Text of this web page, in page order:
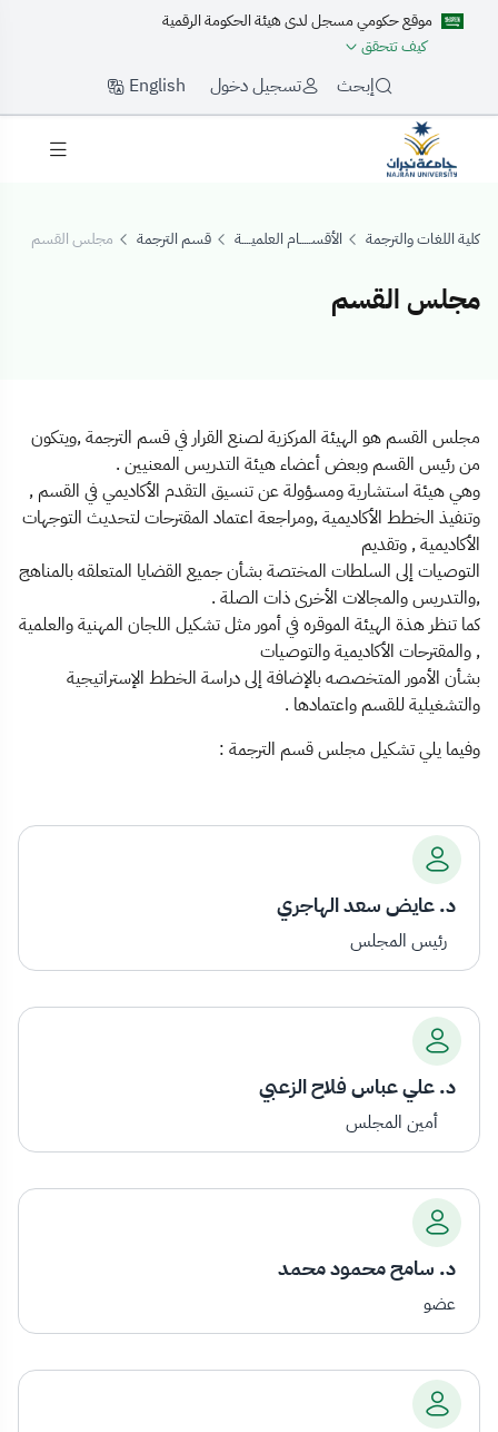
موقع حكومي مسجل لدى هيئة الحكومة الرقمية
كيف تتحقق
إبحث تسجيل دخول English
كلية اللغات والترجمة الأقســـــام العلميــــة قسم الترجمة مجلس القسم
مجلس القسم
مجلس القسم
مجلس القسم هو الهيئة المركزية لصنع القرار في قسم الترجمة ,ويتكون
من رئيس القسم وبعض أعضاء هيئة التدريس المعنيين .
وهي هيئة استشارية ومسؤولة عن تنسيق التقدم الأكاديمي في القسم ,
وتنفيذ الخطط الأكاديمية ,ومراجعة اعتماد المقترحات لتحديث التوجهات
الأكاديمية , وتقديم
التوصيات إلى السلطات المختصة بشأن جميع القضايا المتعلقه بالمناهج
,والتدريس والمجالات الأخرى ذات الصلة .
كما تنظر هذة الهيئة الموقره في أمور مثل تشكيل اللجان المهنية والعلمية
, والمقترحات الأكاديمية والتوصيات
بشأن الأمور المتخصصه بالإضافة إلى دراسة الخطط الإستراتيجية
والتشغيلية للقسم واعتمادها .
وفيما يلي تشكيل مجلس قسم الترجمة :
د. عايض سعد الهاجري
رئيس المجلس
د. علي عباس فلاح الزعبي
أمين المجلس
د. سامح محمود محمد
عضو